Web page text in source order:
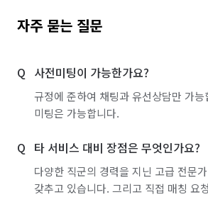
자주 묻는 질문
사전미팅이 가능한가요?
규정에 준하여 채팅과 유선상담만 가능
미팅은 가능합니다.
타 서비스 대비 장점은 무엇인가요?
다양한 직군의 경력을 지닌 고급 전문
갖추고 있습니다. 그리고 직접 매칭 요